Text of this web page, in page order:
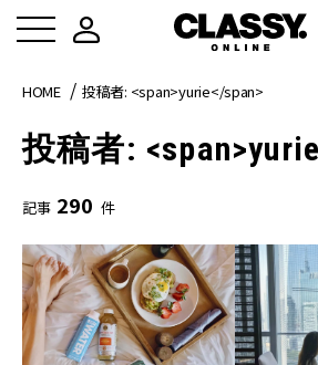
HOME 投稿者: <span>yurie</span>
投稿者:
記事 290 件